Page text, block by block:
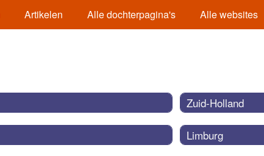
Artikelen Alle dochterpagina's Alle websites
Zuid-Holland
Limburg